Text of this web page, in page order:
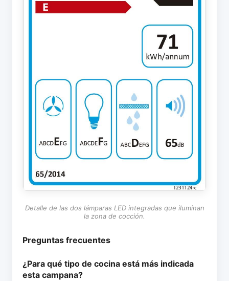
Detalle de las dos lámparas LED integradas que iluminan
la zona de cocción.
Preguntas frecuentes
¿Para qué tipo de cocina está más indicada
esta campana?